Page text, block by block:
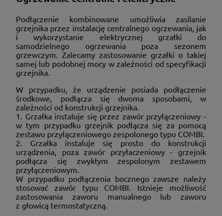
Podłączenie kombinowane umożliwia zasilanie
grzejnika przez instalację centralnego ogrzewania, jak
i wykorzystanie elektrycznej grzałki do
samodzielnego ogrzewania poza sezonem
grzewczym. Zalecamy zastosowanie grzałki o takiej
samej lub podobnej mocy w zależności od specyfikacji
grzejnika.
W przypadku, że urządzenie posiada podłączenie
środkowe, podłącza się dwoma sposobami, w
zależności od konstrukcji grzejnika.
1. Grzałka instaluje się przez zawór przyłączeniowy -
w tym przypadku grzejnik podłącza się za pomocą
zestawu przyłączeniowego zespolonego typu COMBI.
2. Grzałka instaluje się prosto do konstrukcji
urządzenia, poza zawór przyłaczeniowy - grzejnik
podłącza się zwykłym zespolonym zestawem
przyłączeniowym.
W przypadku podłączenia bocznego zawsze należy
stosować zawór typu COMBI. Istnieje możliwość
zastosowania zaworu manualnego lub zaworu
z głowicą termostatyczną.